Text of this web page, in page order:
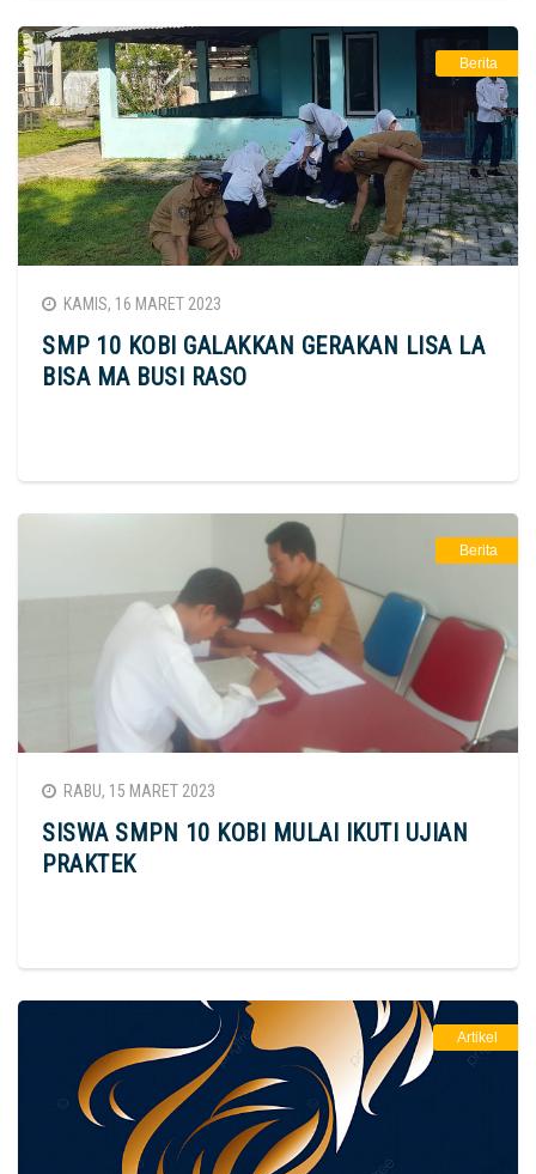
Berita
KAMIS, 16 MARET 2023
SMP 10 KOBI GALAKKAN GERAKAN LISA LA
BISA MA BUSI RASO
Berita
RABU, 15 MARET 2023
SISWA SMPN 10 KOBI MULAI IKUTI UJIAN
PRAKTEK
Artikel